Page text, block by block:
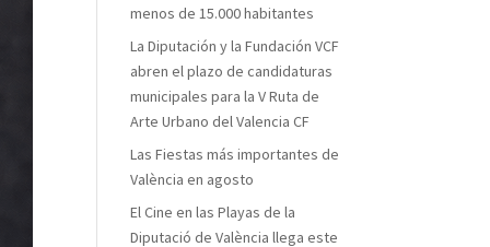
menos de 15.000 habitantes
La Diputación y la Fundación VCF
abren el plazo de candidaturas
municipales para la V Ruta de
Arte Urbano del Valencia CF
Las Fiestas más importantes de
València en agosto
El Cine en las Playas de la
Diputació de València llega este